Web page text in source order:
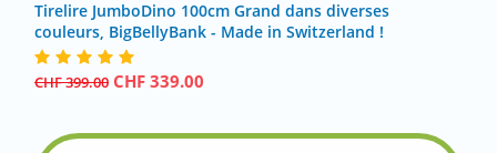
Tirelire JumboDino 100cm Grand dans diverses
couleurs, BigBellyBank - Made in Switzerland !
CHF399.00 CHF 339.00